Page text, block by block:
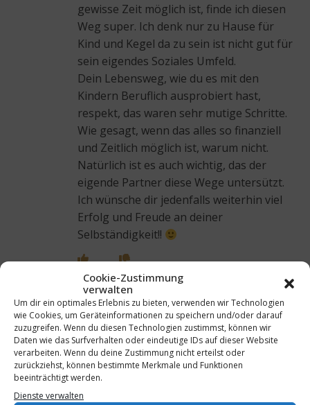
Cookie-Zustimmung
verwalten
Um dir ein optimales Erlebnis zu bieten, verwenden wir Technologien
wie Cookies, um Geräteinformationen zu speichern und/oder darauf
zuzugreifen. Wenn du diesen Technologien zustimmst, können wir
Daten wie das Surfverhalten oder eindeutige IDs auf dieser Website
verarbeiten. Wenn du deine Zustimmung nicht erteilst oder
zurückziehst, können bestimmte Merkmale und Funktionen
beeinträchtigt werden.
Dienste verwalten
gewisse Zeit möglich ist, finde ich diesen
Weg super. Ich denk nur zu Hause für
Kind und Kegel da zu sein ist nicht gut für
sein eigendes Soziales Umfeld.
Dein Lebensweg, wie du es mit den
Kindern Beruflich ausprobiert hast,
respekt, das waren sehr mutige Schritte.
Wie gesagt, wenn das alles so finanziell
und Zeitlich möglich ist, warum nicht.
Natürlich ist es auch wichtig, das der
eigende Partner diese Wege untersützt.
Ich wünsche dir jedenfalls weiterhin viel
Erfolg und Freude an deiner
Selbständigkeit!!
SASKO367
9. AUGUST 2019 AT 14:34